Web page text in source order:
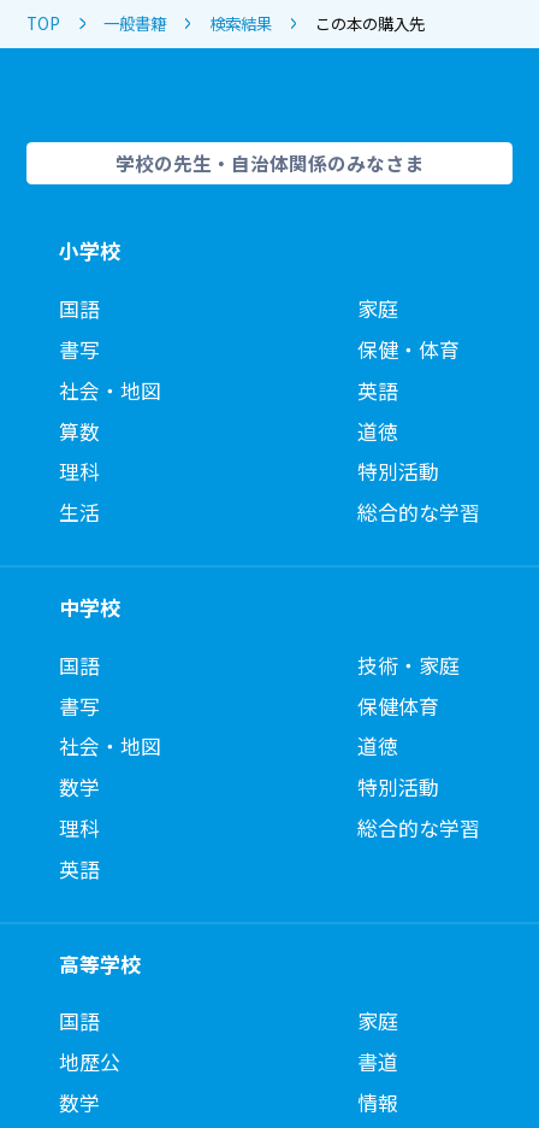
TOP 一般書籍 検索結果 この本の購入先
学校の先生・自治体関係のみなさま
小学校
国語
書写
社会・地図
算数
理科
生活
家庭
保健・体育
英語
道徳
特別活動
総合的な学習
中学校
国語
書写
社会・地図
数学
理科
英語
技術・家庭
保健体育
道徳
特別活動
総合的な学習
高等学校
国語
地歴公
数学
家庭
書道
情報